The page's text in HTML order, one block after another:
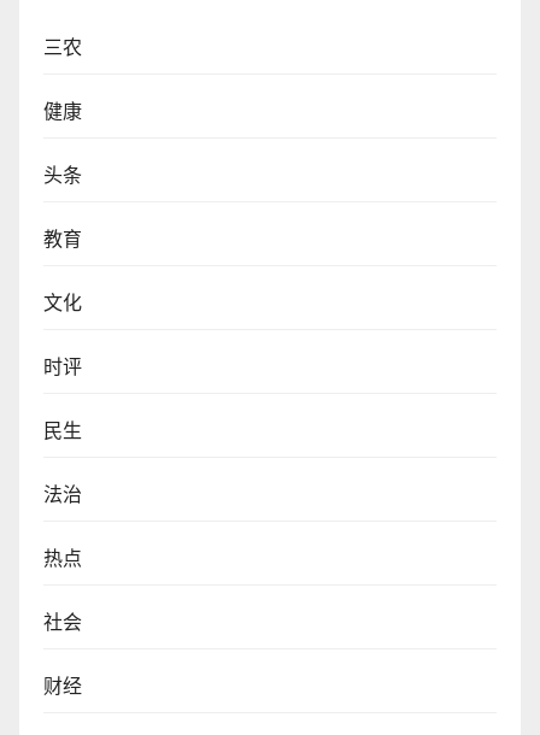
三农
健康
头条
教育
文化
时评
民生
法治
热点
社会
财经